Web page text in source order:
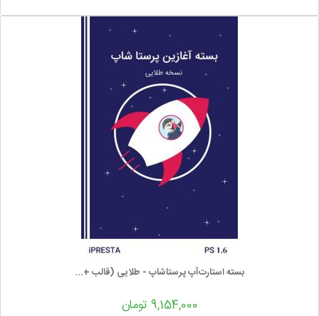
بسته استارت‌آپ پرستاشاپ - طلایی (قالب +...
9,154,000 تومان